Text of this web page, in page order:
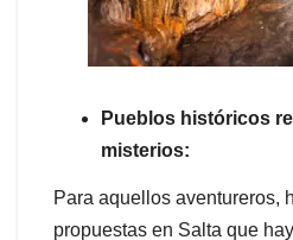
Pueblos históricos
misterios:
Para aquellos aventureros,
propuestas en Salta que